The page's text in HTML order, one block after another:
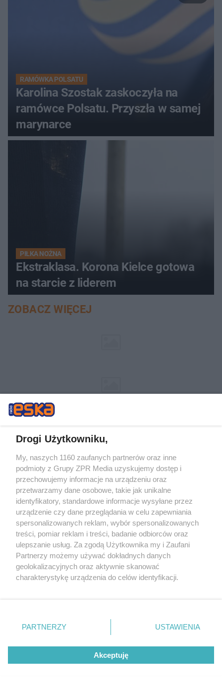
RAMÓWKA POLSATU
Karolina Szostak zaskoczyła na
ramówce Polsatu. Przyszła w samej
marynarce
PIŁKA NOŻNA
Ekstraklasa. Korona Kielce gotowa
na starcie z liderem
ZOBACZ WIĘCEJ
eksploatacji w jakiejkolwiek formie, włącznie z umieszczaniem w
Internecie bez pisemnej zgody właściciela praw. Jakiekolwiek użycie lub
wykorzystanie utworów w całości lub w części z naruszeniem prawa,
Drogi Użytkowniku,
My, naszych 1160 zaufanych partnerów oraz inne
podmioty z Grupy ZPR Media uzyskujemy dostęp i
przechowujemy informacje na urządzeniu oraz
przetwarzamy dane osobowe, takie jak unikalne
identyfikatory, standardowe informacje wysyłane przez
urządzenie czy dane przeglądania w celu zapewniania
spersonalizowanych reklam, wybór spersonalizowanych
treści, pomiar reklam i treści, badanie odbiorców oraz
ulepszanie usług. Za zgodą Użytkownika my i Zaufani
Partnerzy możemy używać dokładnych danych
geolokalizacyjnych oraz aktywnie skanować
charakterystykę urządzenia do celów identyfikacji.
zmienić/wycofać klikając przycisk ustawień prywatności
znajdujący się w lewym dolnym rogu strony
rodzaje przetwarzania danych nie wymagają zgody
użytkownika, ale masz prawo sprzeciwić się takiemu
przetwarzaniu. Preferencje będą miały zastosowanie tylko
PARTNERZY USTAWIENIA
Akceptuję